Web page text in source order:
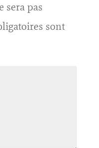
sera pas
sont